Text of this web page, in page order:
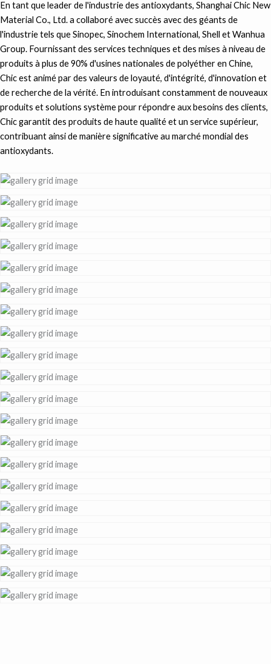
En tant que leader de l'industrie des antioxydants, Shanghai Chic New
Material Co., Ltd. a collaboré avec succès avec des géants de
l'industrie tels que Sinopec, Sinochem International, Shell et Wanhua
Group. Fournissant des services techniques et des mises à niveau de
produits à plus de 90% d'usines nationales de polyéther en Chine,
Chic est animé par des valeurs de loyauté, d'intégrité, d'innovation et
de recherche de la vérité. En introduisant constamment de nouveaux
produits et solutions système pour répondre aux besoins des clients,
Chic garantit des produits de haute qualité et un service supérieur,
contribuant ainsi de manière significative au marché mondial des
antioxydants.